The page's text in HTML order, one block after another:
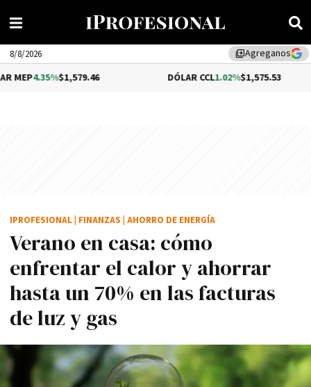
library_addAgreganos
8/8/2026
$1,579.46 1.02%$1,575.53
Verano en casa: cómo
enfrentar el calor y ahorrar
hasta un 70% en las facturas
de luz y gas
IPROFESIONAL FINANZAS AHORRO DE ENERGÍA